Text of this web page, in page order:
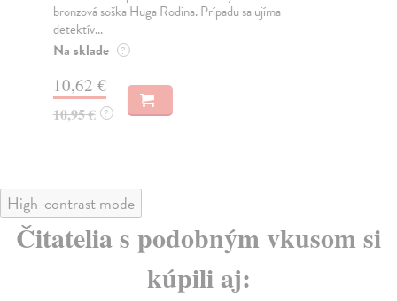
bronzová soška Huga Rodina. Prípadu sa ujíma
detektív...
Na sklade ?
10,62 €
10,95 € ?
High-contrast mode
Čitatelia s podobným vkusom si
kúpili aj: